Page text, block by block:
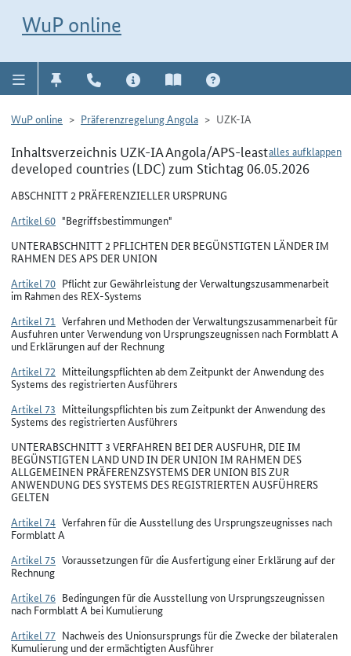
WuP online
WuP online Präferenzregelung Angola UZK-IA
alles aufklappen
Inhaltsverzeichnis UZK-IA Angola/APS-least
developed countries (LDC) zum Stichtag 06.05.2026
ABSCHNITT 2 PRÄFERENZIELLER URSPRUNG
Artikel 60 "Begriffsbestimmungen"
UNTERABSCHNITT 2 PFLICHTEN DER BEGÜNSTIGTEN LÄNDER IM
RAHMEN DES APS DER UNION
Artikel 70 Pflicht zur Gewährleistung der Verwaltungszusammenarbeit
im Rahmen des REX-Systems
Artikel 71 Verfahren und Methoden der Verwaltungszusammenarbeit für
Ausfuhren unter Verwendung von Ursprungszeugnissen nach Formblatt A
und Erklärungen auf der Rechnung
Artikel 72 Mitteilungspflichten ab dem Zeitpunkt der Anwendung des
Systems des registrierten Ausführers
Artikel 73 Mitteilungspflichten bis zum Zeitpunkt der Anwendung des
Systems des registrierten Ausführers
UNTERABSCHNITT 3 VERFAHREN BEI DER AUSFUHR, DIE IM
BEGÜNSTIGTEN LAND UND IN DER UNION IM RAHMEN DES
ALLGEMEINEN PRÄFERENZSYSTEMS DER UNION BIS ZUR
ANWENDUNG DES SYSTEMS DES REGISTRIERTEN AUSFÜHRERS
GELTEN
Artikel 74 Verfahren für die Ausstellung des Ursprungszeugnisses nach
Formblatt A
Artikel 75 Voraussetzungen für die Ausfertigung einer Erklärung auf der
Rechnung
Artikel 76 Bedingungen für die Ausstellung von Ursprungszeugnissen
nach Formblatt A bei Kumulierung
Artikel 77 Nachweis des Unionsursprungs für die Zwecke der bilateralen
Kumulierung und der ermächtigten Ausführer